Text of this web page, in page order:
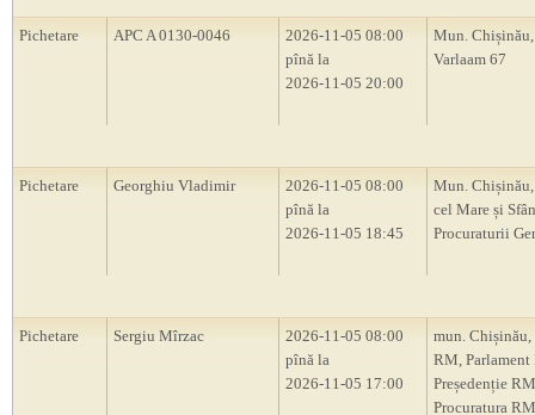
Pichetare APC A 0130-0046
2026-11-05 08:00
pînă la
2026-11-05 20:00
Mun. Chișinău,
Varlaam 67
Pichetare Georghiu Vladimir
2026-11-05 08:00
pînă la
2026-11-05 18:45
Mun.
cel Mare și
Procuraturii
Pichetare Sergiu Mîrzac
2026-11-05 08:00
pînă la
2026-11-05 17:00
mun. Chișinău,
RM, Parlament
Președenție
Procuratura